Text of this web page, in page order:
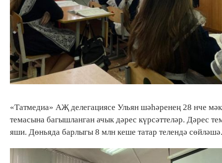
«Татмедиа» АҖ делегациясе Ульян шәһәренең 28 нче
темасына багышланган ачык дәрес күрсәттеләр. Дәрес
яши. Дөньяда барлыгы 8 млн кеше татар телендә сөйләшә.